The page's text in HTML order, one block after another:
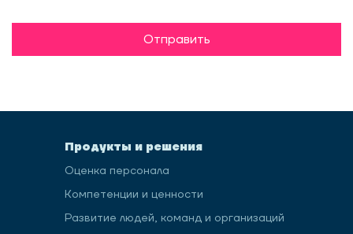
Отправить
Продукты и решения
Оценка персонала
Компетенции и ценности
Развитие людей, команд и организаций